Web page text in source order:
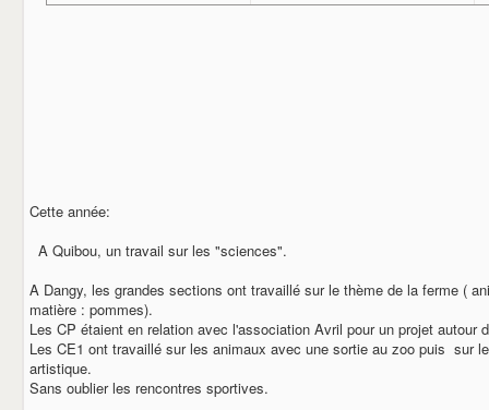
Cette année:
A Quibou, un travail sur les "sciences".
A Dangy, les grandes sections ont travaillé sur le thème de la ferme (
matière : pommes).
Les CP étaient en relation avec l'association Avril pour un projet autour
Les CE1 ont travaillé sur les animaux avec une sortie au zoo puis sur
artistique.
Sans oublier les rencontres sportives.